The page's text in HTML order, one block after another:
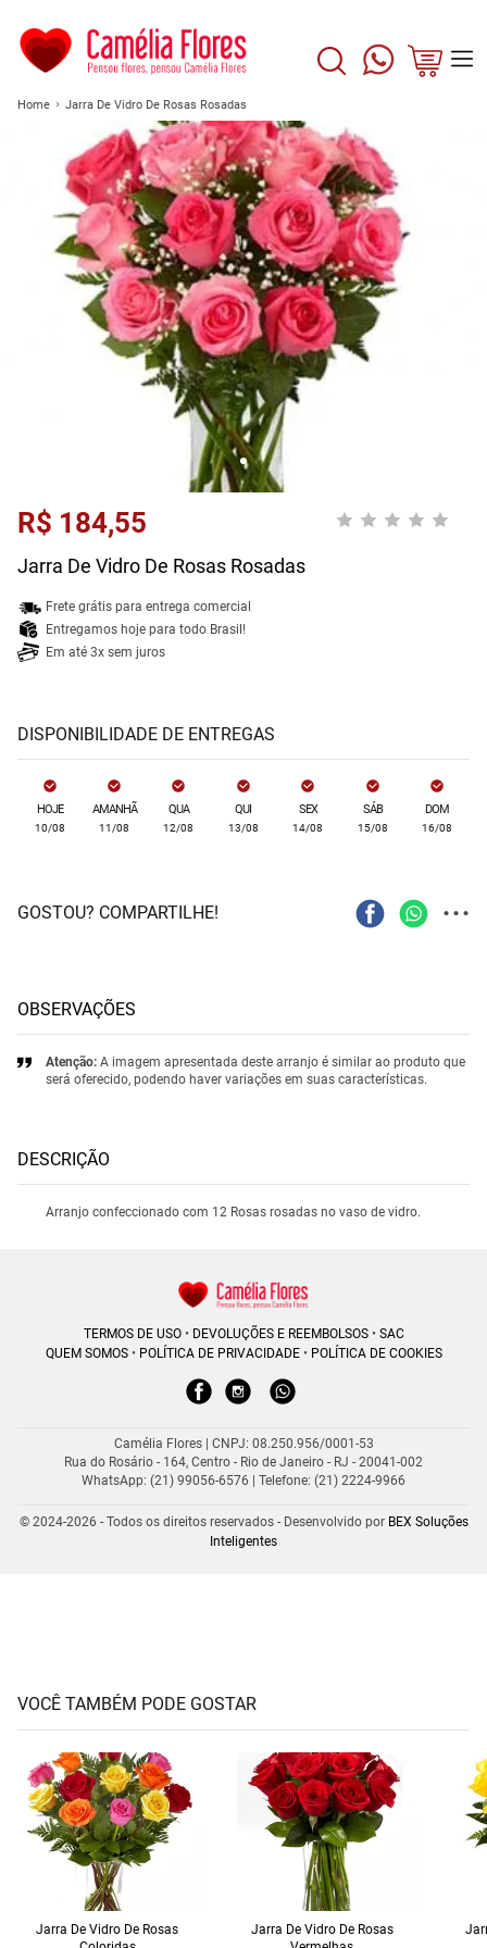
Home Jarra De Vidro De Rosas Rosadas
R$ 184,55
Jarra De Vidro De Rosas Rosadas
Frete grátis para entrega comercial
Entregamos hoje para todo Brasil!
Em até 3x sem juros
DISPONIBILIDADE DE ENTREGAS
HOJE
10/08
AMANHÃ
11/08
QUA
12/08
QUI
13/08
SEX
14/08
SÁB
15/08
DOM
16/08
GOSTOU? COMPARTILHE! ...
OBSERVAÇÕES
Atenção: A imagem apresentada deste arranjo é similar ao produto que
será oferecido, podendo haver variações em suas características.
DESCRIÇÃO
Arranjo confeccionado com 12 Rosas rosadas no vaso de vidro.
TERMOS DE USO• DEVOLUÇÕES E REEMBOLSOS• SAC
QUEM SOMOS• POLÍTICA DE PRIVACIDADE• POLÍTICA DE COOKIES
Camélia Flores | CNPJ: 08.250.956/0001-53
Rua do Rosário - 164, Centro - Rio de Janeiro - RJ - 20041-002
WhatsApp: (21) 99056-6576 | Telefone: (21) 2224-9966
© 2024-2026 - Todos os direitos reservados - Desenvolvido por BEX Soluções
Inteligentes
VOCÊ TAMBÉM PODE GOSTAR
Jarra De Vidro De Rosas
Jarra De Vidro De Rosas